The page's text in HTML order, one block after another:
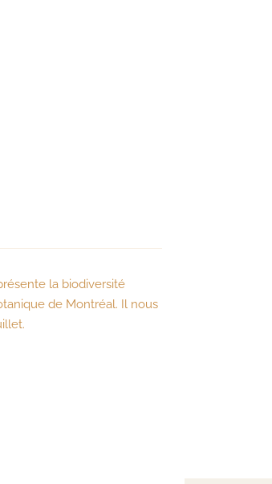
la biodiversité
de Montréal. Il nous